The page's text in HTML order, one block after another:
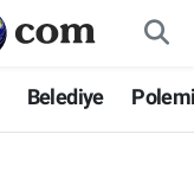
Belediye